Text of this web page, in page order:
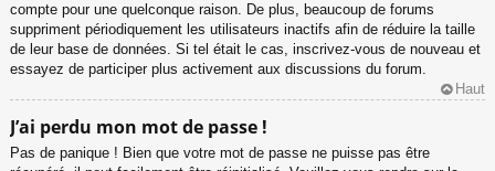
compte pour une quelconque raison. De plus, beaucoup de forums
suppriment périodiquement les utilisateurs inactifs afin de réduire la taille
de leur base de données. Si tel était le cas, inscrivez-vous de nouveau et
essayez de participer plus activement aux discussions du forum.
Haut
J’ai perdu mon mot de passe !
Pas de panique ! Bien que votre mot de passe ne puisse pas être